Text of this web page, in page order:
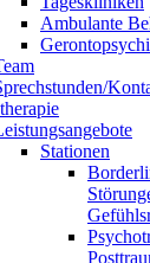
Ambulante
Stationen